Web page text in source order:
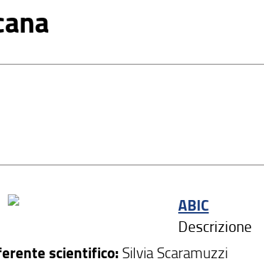
ABIC
Descrizione
scientifico: Silvia Scaramuzzi